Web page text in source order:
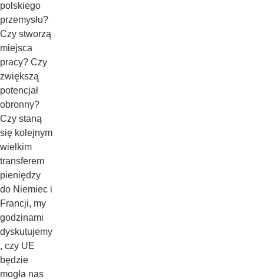
polskiego
przemysłu?
Czy stworzą
miejsca
pracy? Czy
zwiększą
potencjał
obronny?
Czy staną
się kolejnym
wielkim
transferem
pieniędzy
do Niemiec i
Francji, my
godzinami
dyskutujemy
, czy UE
będzie
mogła nas